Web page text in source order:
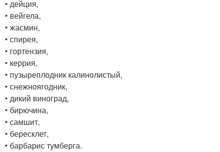
• дейция,
• вейгела,
• жасмин,
• спирея,
• гортензия,
• керрия,
• пузыреплодник калинолистый,
• снежноягодник,
• дикий виноград,
• бирючина,
• самшит,
• бересклет,
• барбарис тумберга.